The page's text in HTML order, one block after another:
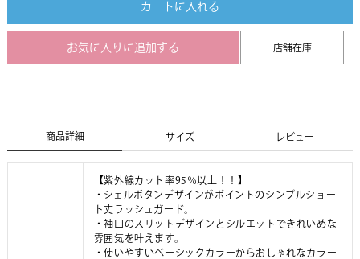
カートに入れる
お気に入りに追加する 店舗在庫
商品詳細 サイズ レビュー
【紫外線カット率95％以上！！】
・シェルボタンデザインがポイントのシンプルショー
ト丈ラッシュガード。
・袖口のスリットデザインとシルエットできれいめな
雰囲気を叶えます。
・使いやすいベーシックカラーからおしゃれなカラー